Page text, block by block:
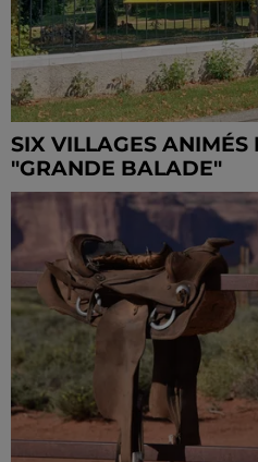
SIX VILLAGES ANIMÉS
"GRANDE BALADE"